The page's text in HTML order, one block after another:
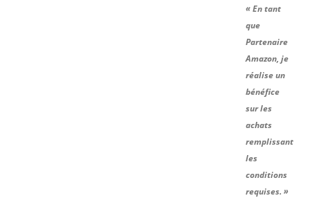
« En tant
que
Partenaire
Amazon, je
réalise un
bénéfice
sur les
achats
remplissant
les
conditions
requises. »